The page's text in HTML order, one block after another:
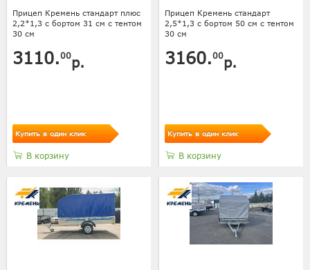
Прицеп Кремень стандарт плюс
2,2*1,3 с бортом 31 см с тентом
30 см
3110.00р.
Купить в один клик
В корзину
Прицеп Кремень стандарт
2,5*1,3 с бортом 50 см с тентом
30 см
3160.00р.
Купить в один клик
В корзину